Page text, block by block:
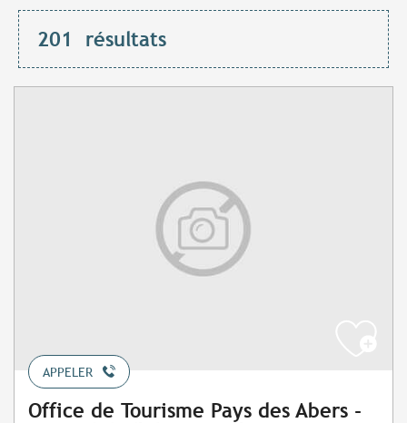
201 résultats
APPELER
Office de Tourisme Pays des Abers -